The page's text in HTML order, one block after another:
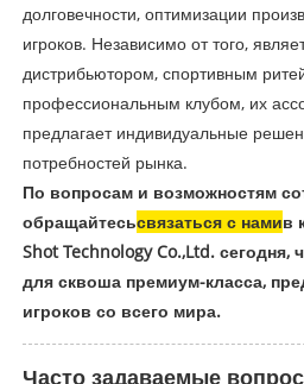
долговечности, оптимизации
игроков. Независимо от того,
дистрибьютором, спортивным
профессиональным клубом, их
предлагает индивидуальные
потребностей рынка.
По вопросам и возможностям
обращайтесьсвязаться с намив
Shot Technology Co.,Ltd.
для сквоша премиум-класса,
игроков со всего мира.
Часто задаваемые